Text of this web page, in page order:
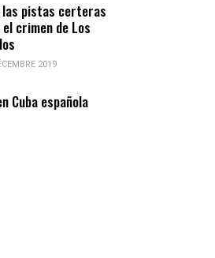
las pistas certeras
crimen de Los
2019
Cuba española